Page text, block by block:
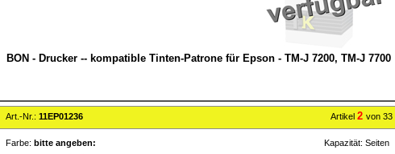
BON - Drucker -- kompatible Tinten-Patrone für Epson - TM-J 7200, TM-J 7700
Art.-Nr.: 11EP01236 Artikel 2 von 33
Farbe: bitte angeben: Kapazität: Seiten